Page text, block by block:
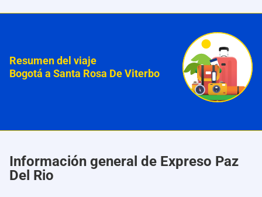
Resumen del viaje
Bogotá a Santa Rosa De Viterbo
Información general de Expreso Paz
Del Rio